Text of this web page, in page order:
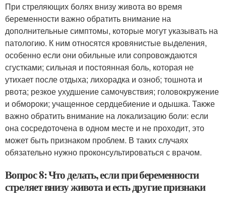
При стреляющих болях внизу живота во время
беременности важно обратить внимание на
дополнительные симптомы, которые могут указывать на
патологию. К ним относятся кровянистые выделения,
особенно если они обильные или сопровождаются
сгустками; сильная и постоянная боль, которая не
утихает после отдыха; лихорадка и озноб; тошнота и
рвота; резкое ухудшение самочувствия; головокружение
и обмороки; учащенное сердцебиение и одышка. Также
важно обратить внимание на локализацию боли: если
она сосредоточена в одном месте и не проходит, это
может быть признаком проблем. В таких случаях
обязательно нужно проконсультироваться с врачом.
Вопрос 8: Что делать, если при беременности
стреляет внизу живота и есть другие признаки